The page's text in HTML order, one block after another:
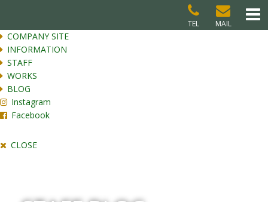
MAIL
TEL
COMPANY SITE
INFORMATION
STAFF
WORKS
BLOG
Instagram
Facebook
CLOSE